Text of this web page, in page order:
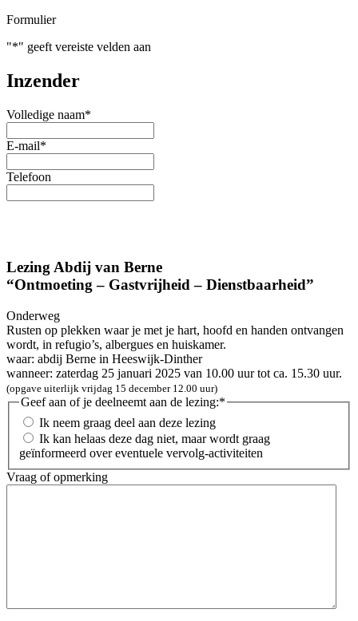
Formulier
"*" geeft vereiste velden aan
Inzender
Volledige naam*
E-mail*
Telefoon
Lezing Abdij van Berne
“Ontmoeting – Gastvrijheid – Dienstbaarheid”
Onderweg
Rusten op plekken waar je met je hart, hoofd en handen ontvangen
wordt, in refugio’s, albergues en huiskamer.
waar: abdij Berne in Heeswijk-Dinther
wanneer: zaterdag 25 januari 2025 van 10.00 uur tot ca. 15.30 uur.
(opgave uiterlijk vrijdag 15 december 12.00 uur)
Geef aan of je deelneemt aan de lezing:*
Ik neem graag deel aan deze lezing
Ik kan helaas deze dag niet, maar wordt graag
geïnformeerd over eventuele vervolg-activiteiten
Vraag of opmerking